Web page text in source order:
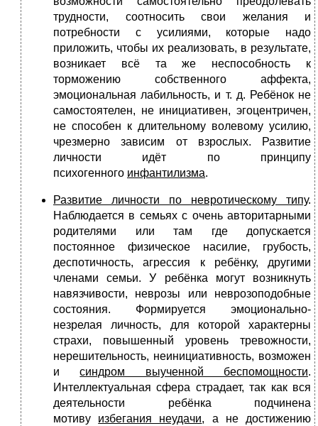
трудности, соотносить свои желания и
потребности с усилиями, которые надо
приложить, чтобы их реализовать, в результате,
возникает всё та же неспособность к
торможению собственного аффекта,
эмоциональная лабильность, и т. д. Ребёнок не
самостоятелен, не инициативен, эгоцентричен,
не способен к длительному волевому усилию,
чрезмерно зависим от взрослых. Развитие
личности идёт по принципу
психогенного инфантилизма.
Развитие личности по невротическому типу.
Наблюдается в семьях с очень авторитарными
родителями или там где допускается
постоянное физическое насилие, грубость,
деспотичность, агрессия к ребёнку, другими
членами семьи. У ребёнка могут возникнуть
навязчивости, неврозы или неврозоподобные
состояния. Формируется эмоционально-
незрелая личность, для которой характерны
страхи, повышенный уровень тревожности,
нерешительность, неинициативность, возможен
исиндром выученной беспомощности.
Интеллектуальная сфера страдает, так как вся
деятельности ребёнка подчинена
мотиву избегания неудачи, а не достижению